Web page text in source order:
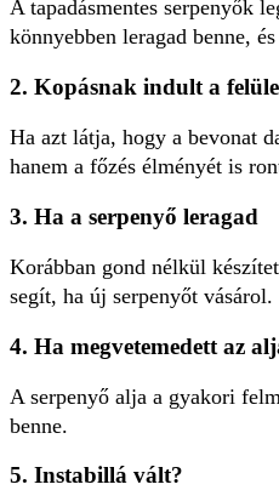
A tapadásmentes serpenyők
könnyebben leragad benne,
2. Kopásnak indult a
Ha azt látja, hogy a bevonat
hanem a főzés élményét is
3. Ha a serpenyő leragad
Korábban gond nélkül
segít, ha új serpenyőt vásárol.
4. Ha megvetemedett az
A serpenyő alja a gyakori
benne.
5. Instabillá vált?